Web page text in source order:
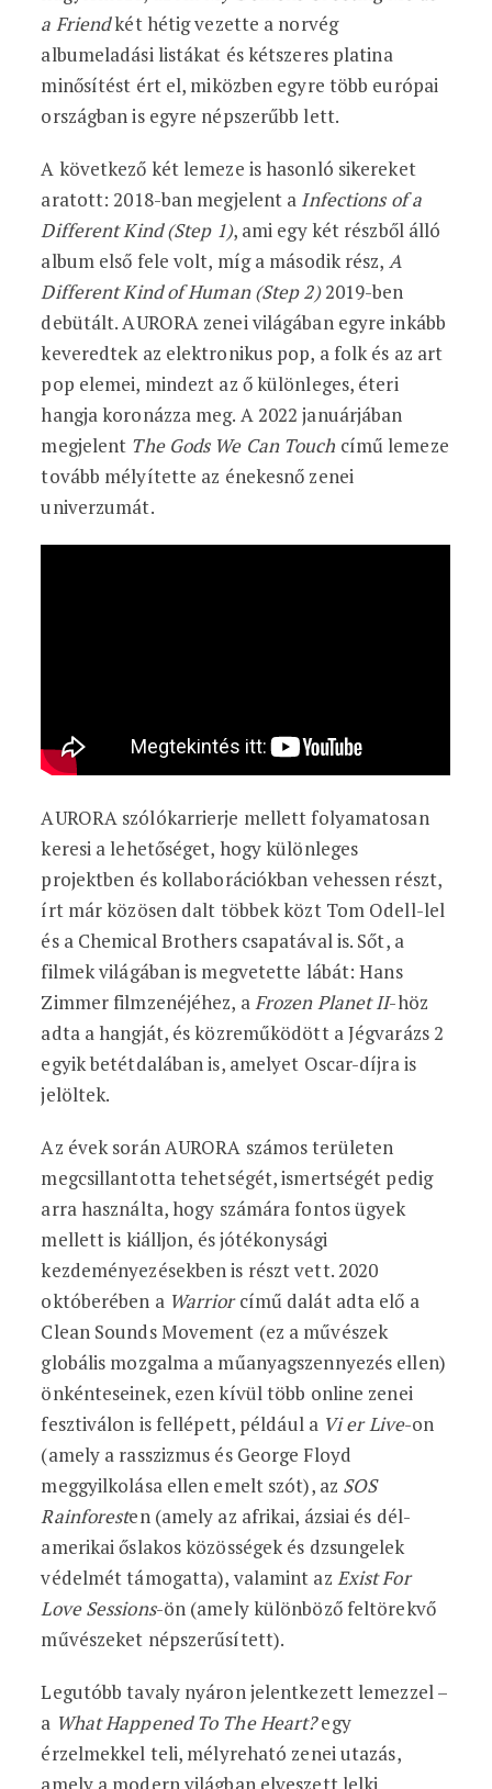
a Friendkét hétig vezette a norvég
albumeladási listákat és kétszeres platina
minősítést ért el, miközben egyre több európai
országban is egyre népszerűbb lett.
A következő két lemeze is hasonló sikereket
aratott: 2018-ban megjelent a Infections of a
Different Kind (Step 1), ami egy két részből álló
album első fele volt, míg a második rész, A
Different Kind of Human (Step 2)2019-ben
debütált. AURORA zenei világában egyre inkább
keveredtek az elektronikus pop, a folk és az art
pop elemei, mindezt az ő különleges, éteri
hangja koronázza meg. A 2022 januárjában
megjelent The Gods We Can Touch című lemeze
tovább mélyítette az énekesnő zenei
univerzumát.
AURORA szólókarrierje mellett folyamatosan
keresi a lehetőséget, hogy különleges
projektben és kollaborációkban vehessen részt,
írt már közösen dalt többek közt Tom Odell-lel
és a Chemical Brothers csapatával is. Sőt, a
filmek világában is megvetette lábát: Hans
Zimmer filmzenéjéhez, aFrozen Planet II-höz
adta a hangját, és közreműködött a Jégvarázs 2
egyik betétdalában is, amelyet Oscar-díjra is
jelöltek.
Az évek során AURORA számos területen
megcsillantotta tehetségét, ismertségét pedig
arra használta, hogy számára fontos ügyek
mellett is kiálljon, és jótékonysági
kezdeményezésekben is részt vett. 2020
októberében a Warriorcímű dalát adta elő a
Clean Sounds Movement (ez a művészek
globális mozgalma a műanyagszennyezés ellen)
önkénteseinek, ezen kívül több online zenei
fesztiválon is fellépett, például a Vi er Live-on
(amely a rasszizmus és George Floyd
meggyilkolása ellen emelt szót), az SOS
Rainforesten (amely az afrikai, ázsiai és dél-
amerikai őslakos közösségek és dzsungelek
védelmét támogatta), valamint az Exist For
Love Sessions-ön (amely különböző feltörekvő
művészeket népszerűsített).
Legutóbb tavaly nyáron jelentkezett lemezzel –
a What Happened To The Heart?egy
érzelmekkel teli, mélyreható zenei utazás,